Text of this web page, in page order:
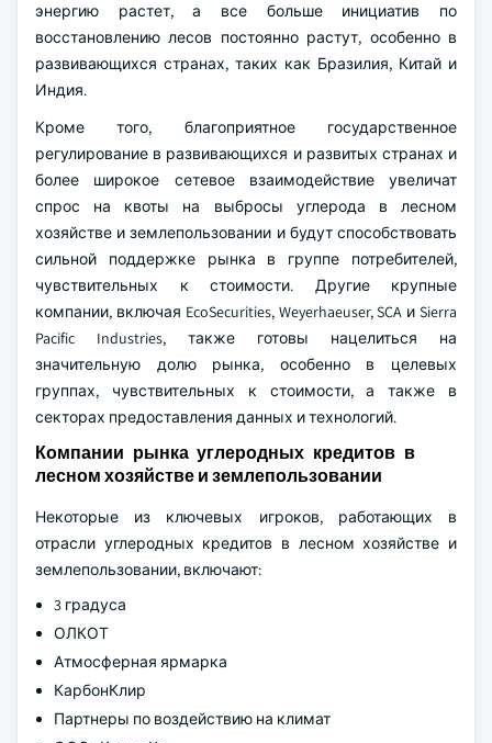
энергию растет, а все больше инициатив по
восстановлению лесов постоянно растут, особенно в
развивающихся странах, таких как Бразилия, Китай и
Индия.
Кроме того, благоприятное государственное
регулирование в развивающихся и развитых странах и
более широкое сетевое взаимодействие увеличат
спрос на квоты на выбросы углерода в лесном
хозяйстве и землепользовании и будут способствовать
сильной поддержке рынка в группе потребителей,
чувствительных к стоимости. Другие крупные
компании, включая EcoSecurities, Weyerhaeuser, SCA и Sierra
Pacific Industries, также готовы нацелиться на
значительную долю рынка, особенно в целевых
группах, чувствительных к стоимости, а также в
секторах предоставления данных и технологий.
Компании рынка углеродных кредитов в
лесном хозяйстве и землепользовании
Некоторые из ключевых игроков, работающих в
отрасли углеродных кредитов в лесном хозяйстве и
землепользовании, включают:
3 градуса
ОЛКОТ
Атмосферная ярмарка
КарбонКлир
Партнеры по воздействию на климат